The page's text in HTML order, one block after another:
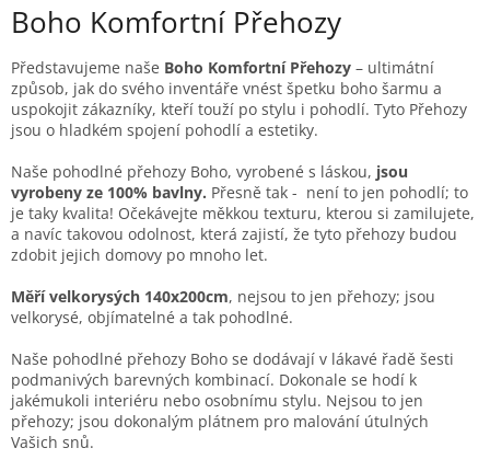
l
á
d
a
c
í
p
v
k
y
v
ý
i
s
Boho Komfortní Přehozy
Představujeme naše Boho Komfortní Přehozy – ultimátní
způsob, jak do svého inventáře vnést špetku boho šarmu a
uspokojit zákazníky, kteří touží po stylu i pohodlí. Tyto Přehozy
jsou o hladkém spojení pohodlí a estetiky.
Naše pohodlné přehozy Boho, vyrobené s láskou, jsou
vyrobeny ze 100% bavlny. Přesně tak - není to jen pohodlí; to
je taky kvalita! Očekávejte měkkou texturu, kterou si zamilujete,
a navíc takovou odolnost, která zajistí, že tyto přehozy budou
zdobit jejich domovy po mnoho let.
Měří velkorysých 140x200cm, nejsou to jen přehozy; jsou
velkorysé, objímatelné a tak pohodlné.
Naše pohodlné přehozy Boho se dodávají v lákavé řadě šesti
podmanivých barevných kombinací. Dokonale se hodí k
jakémukoli interiéru nebo osobnímu stylu. Nejsou to jen
přehozy; jsou dokonalým plátnem pro malování útulných
Vašich snů.